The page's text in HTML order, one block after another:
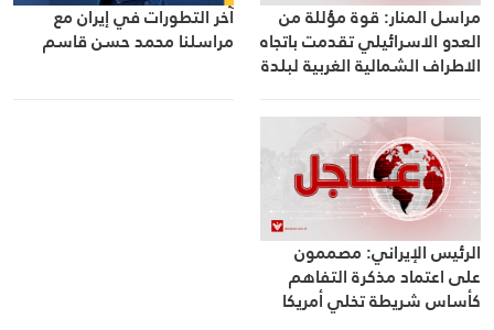
مراسل المنار: قوة مؤللة من
العدو الاسرائيلي تقدمت باتجاه
الاطراف الشمالية الغربية لبلدة
عمدت دبابة ميركافا الى اطلاق
عدد من القذائف أسفرت عن
اندلاع النيران بالمحلة
آخر التطورات في إيران مع
مراسلنا محمد حسن قاسم
الرئيس الإيراني: مصممون
على اعتماد مذكرة التفاهم
كأساس شريطة تخلي أمريكا